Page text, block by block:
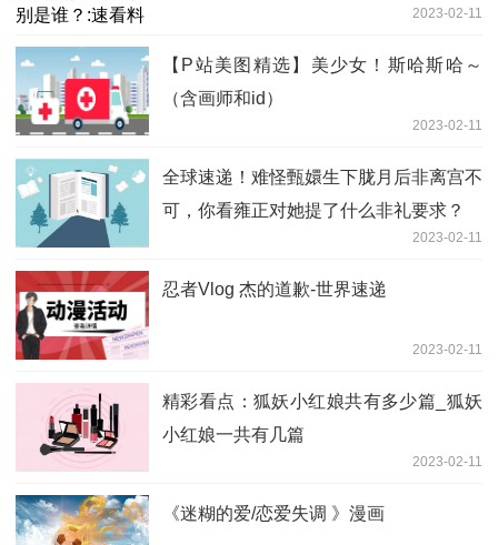
2023-02-11
【P站美图精选】美少女！斯哈斯哈～
（含画师和id）
2023-02-11
全球速递！难怪甄嬛生下胧月后非离宫不
可，你看雍正对她提了什么非礼要求？
2023-02-11
忍者Vlog 杰的道歉-世界速递
2023-02-11
精彩看点：狐妖小红娘共有多少篇_狐妖
小红娘一共有几篇
2023-02-11
《迷糊的爱/恋爱失调 》漫画